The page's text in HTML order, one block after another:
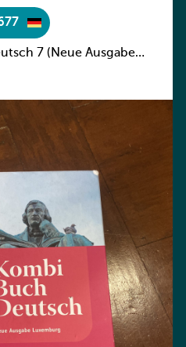
7 (Neue Ausgabe